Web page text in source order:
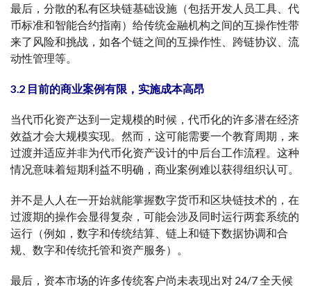
最后，分散的私有区块链基础设施（包括开发人员工具、代
币标准和智能合约指南）给传统金融机构之间的互操作性带
来了风险和挑战，如各个链之间的互操作性、跨链协议、流
动性管理等。
3.2 目前的商业案例有限，实施成本高昂
当代币化资产达到一定规模的时候，代币化的许多潜在经济
效益才会大规模实现。然而，这可能需要一个教育周期，来
过渡并适应并非为代币化资产设计的中后台工作流程。这种
情况意味着短期利益不明确，商业案例难以获得组织认可。
并不是人人在一开始就能掌握数字货币和区块链技术的，在
过渡期的操作会显得复杂，可能会涉及同时运行两套系统的
运行（例如，数字和传统结算、链上和链下数据协调和合
规、数字和传统托管和资产服务）。
最后，资本市场的许多传统客户尚未表现出对 24/7 全天候